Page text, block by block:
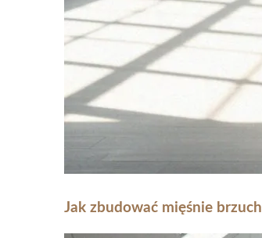
Jak zbudować mięśnie